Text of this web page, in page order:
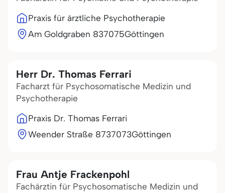
Praxis für ärztliche Psychotherapie
Am Goldgraben 837075Göttingen
Herr Dr. Thomas Ferrari
Facharzt für Psychosomatische Medizin und
Psychotherapie
Praxis Dr. Thomas Ferrari
Weender Straße 8737073Göttingen
Frau Antje Frackenpohl
Fachärztin für Psychosomatische Medizin und